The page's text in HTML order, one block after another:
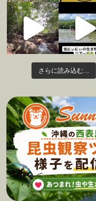
さらに読み込む...